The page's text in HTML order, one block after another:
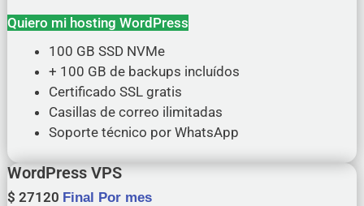
100 GB SSD NVMe
+ 100 GB de backups incluídos
Certificado SSL gratis
Casillas de correo ilimitadas
Soporte técnico por WhatsApp
Quiero mi hosting WordPress
WordPress VPS
$ 27120 Final Por mes